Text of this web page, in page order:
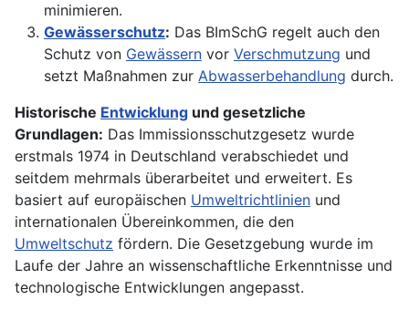
minimieren.
Gewässerschutz: Das BImSchG regelt auch den
Schutz von Gewässern vor Verschmutzung und
setzt Maßnahmen zur Abwasserbehandlung durch.
Historische Entwicklung und gesetzliche
Grundlagen: Das Immissionsschutzgesetz wurde
erstmals 1974 in Deutschland verabschiedet und
seitdem mehrmals überarbeitet und erweitert. Es
basiert auf europäischen Umweltrichtlinien und
internationalen Übereinkommen, die den
Umweltschutz fördern. Die Gesetzgebung wurde im
Laufe der Jahre an wissenschaftliche Erkenntnisse und
technologische Entwicklungen angepasst.